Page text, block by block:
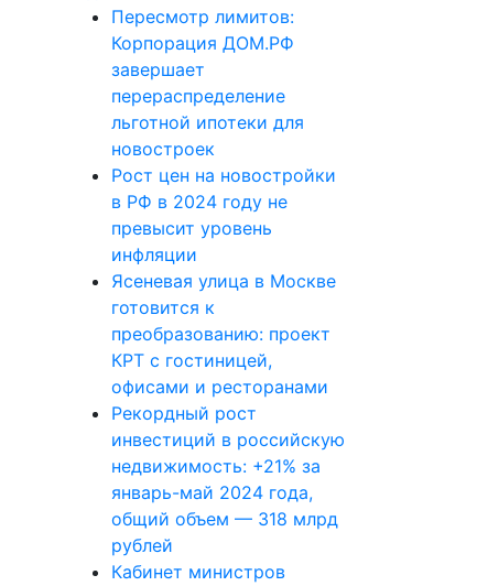
Пересмотр лимитов:
Корпорация ДОМ.РФ
завершает
перераспределение
льготной ипотеки для
новостроек
Рост цен на новостройки
в РФ в 2024 году не
превысит уровень
инфляции
Ясеневая улица в Москве
готовится к
преобразованию: проект
КРТ с гостиницей,
офисами и ресторанами
Рекордный рост
инвестиций в российскую
недвижимость: +21% за
январь-май 2024 года,
общий объем — 318 млрд
рублей
Кабинет министров